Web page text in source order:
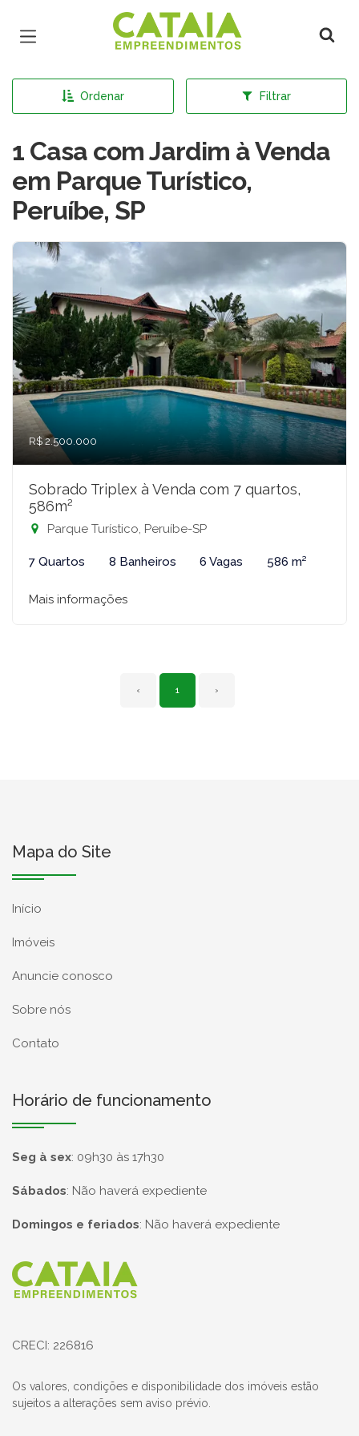
Página inicial
Ordenar Filtrar
1 Casa com Jardim à Venda
em Parque Turístico,
Peruíbe, SP
R$ 2.500.000
Sobrado Triplex à Venda com 7 quartos,
586m²
Parque Turístico, Peruíbe-SP
7 Quartos 8 Banheiros 6 Vagas 586 m²
Mais informações
‹ 1 ›
Mapa do Site
Início
Imóveis
Anuncie conosco
Sobre nós
Contato
Horário de funcionamento
Seg à sex: 09h30 às 17h30
Sábados: Não haverá expediente
Domingos e feriados: Não haverá expediente
Página inicial
CRECI: 226816
Os valores, condições e disponibilidade dos imóveis estão
sujeitos a alterações sem aviso prévio.